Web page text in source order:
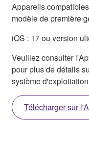
Appareils
modèle de première
iOS : 17 ou version
Veuillez consulter
pour plus de détails
système
Télécharger sur